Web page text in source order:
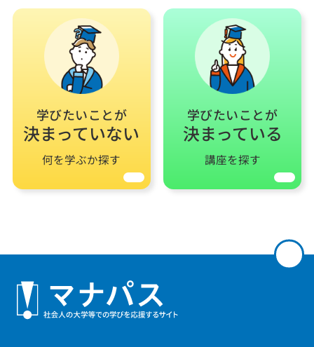
学びたいことが
決まっていない
何を学ぶか探す
学びたいことが
決まっている
講座を探す